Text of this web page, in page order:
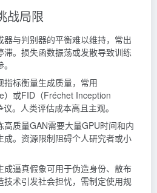
战局限
器与判别器的平衡难以维持，常出
滞。损失函数振荡或发散导致训练
指标衡量生成质量，常用
）或FID（Fréchet Inception
。人类评估成本高且主观。
高质量GAN需要大量GPU时间和内
成。资源限制阻碍个人研究者或小
成逼真假象可用于伪造身份、散布
技术引发社会担忧，需制定使用规